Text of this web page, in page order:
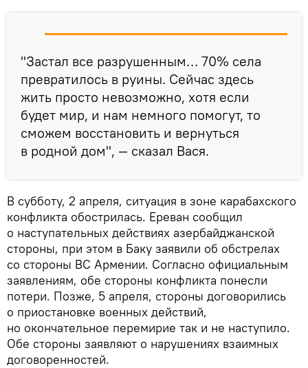
"Застал все разрушенным… 70% села
превратилось в руины. Сейчас здесь
жить просто невозможно, хотя если
будет мир, и нам немного помогут, то
сможем восстановить и вернуться
в родной дом", — сказал Вася.
В субботу, 2 апреля, ситуация в зоне карабахского
конфликта обострилась. Ереван сообщил
о наступательных действиях азербайджанской
стороны, при этом в Баку заявили об обстрелах
со стороны ВС Армении. Согласно официальным
заявлениям, обе стороны конфликта понесли
потери. Позже, 5 апреля, стороны договорились
о приостановке военных действий,
но окончательное перемирие так и не наступило.
Обе стороны заявляют о нарушениях взаимных
договоренностей.